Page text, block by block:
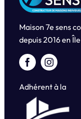
Maison 7e sens
depuis2016 en
Adhérent à la